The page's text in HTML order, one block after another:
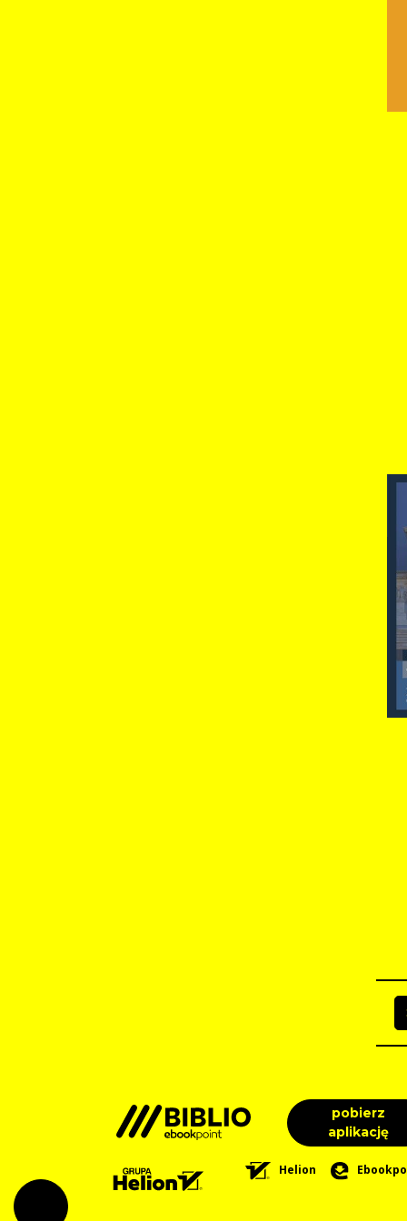
pobierz
aplikację
Helion